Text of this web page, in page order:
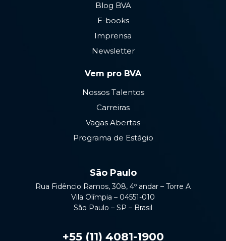
Blog BVA
E-books
Imprensa
Newsletter
Vem pro BVA
Nossos Talentos
Carreiras
Vagas Abertas
Programa de Estágio
São Paulo
Rua Fidêncio Ramos, 308, 4º andar – Torre A
Vila Olímpia – 04551-010
São Paulo – SP – Brasil
+55 (11) 4081-1900